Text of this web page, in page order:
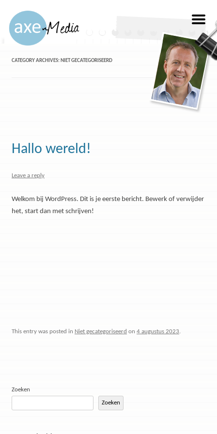
CATEGORY ARCHIVES: NIET GECATEGORISEERD
Hallo wereld!
Leave a reply
Welkom bij WordPress. Dit is je eerste bericht. Bewerk of verwijder
het, start dan met schrijven!
This entry was posted in Niet gecategoriseerd on 4 augustus 2023.
Zoeken
Zoeken